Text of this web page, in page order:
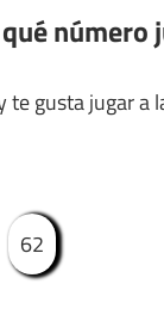
número
gusta jugar
62